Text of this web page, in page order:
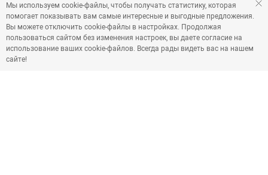
Мы используем cookie-файлы, чтобы получать статистику, которая
помогает показывать вам самые интересные и выгодные предложения.
Вы можете отключить cookie-файлы в настройках. Продолжая
пользоваться сайтом без изменения настроек, вы даете согласие на
использование ваших cookie-файлов. Всегда рады видеть вас на нашем
сайте!